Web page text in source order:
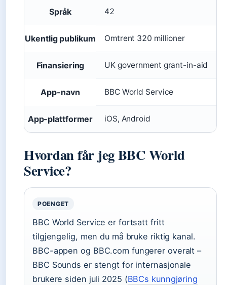
Språk 42
Ukentlig publikum Omtrent 320 millioner
Finansiering UK government grant-in-aid
App-navn BBC World Service
App-plattformer iOS, Android
Hvordan får jeg BBC World
Service?
POENGET
BBC World Service er fortsatt fritt
tilgjengelig, men du må bruke riktig kanal.
BBC-appen og BBC.com fungerer overalt –
BBC Sounds er stengt for internasjonale
brukere siden juli 2025 (BBCs kunngjøring